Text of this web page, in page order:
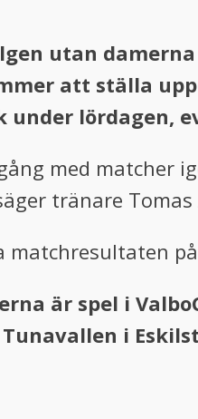
utan
att ställa
under lördagen,
med matcher
tränare Tomas
är spel i
i